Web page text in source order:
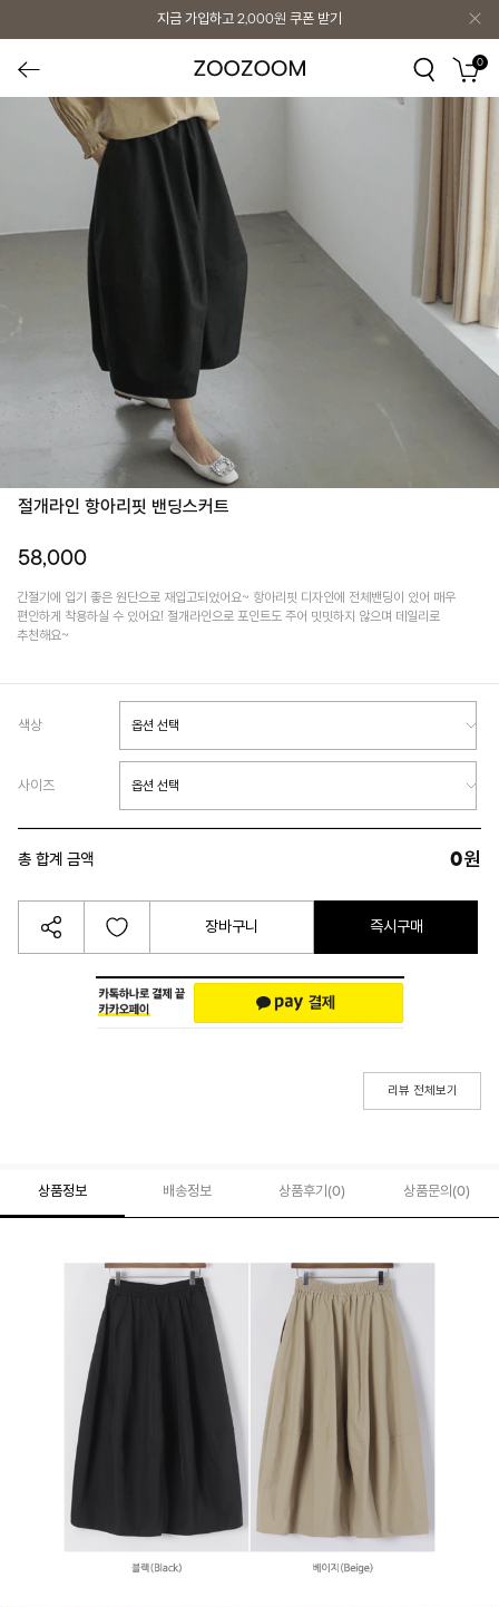
지금 가입하고 2,000원 쿠폰 받기
0
절개라인 항아리핏 밴딩스커트
58,000
간절기에 입기 좋은 원단으로 재입고되었어요~ 항아리핏 디자인에 전체밴딩이 있어 매우
편안하게 착용하실 수 있어요! 절개라인으로 포인트도 주어 밋밋하지 않으며 데일리로
추천해요~
색상
사이즈
총 합계 금액 0원
장바구니 즉시구매
리뷰 전체보기
상품정보 배송정보 상품후기(0) 상품문의 (0)